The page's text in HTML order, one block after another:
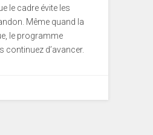
le cadre évite les
Même quand la
le programme
continuez d’avancer.